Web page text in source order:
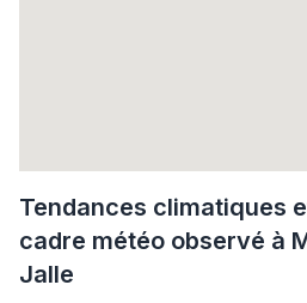
Tendances climatiques
cadre météo observé à
Jalle